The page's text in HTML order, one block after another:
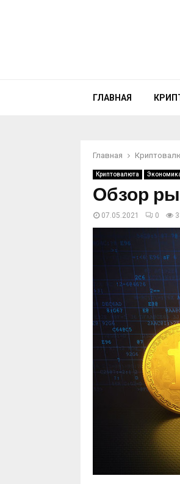
ГЛАВНАЯ
Главная
Криптовалюта
Обзор
07.05.2021 0